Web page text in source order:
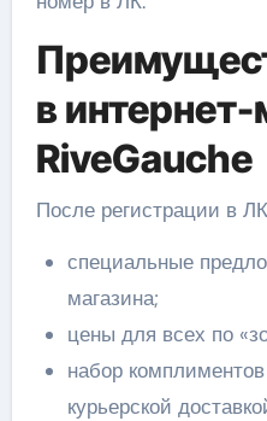
в
RiveGauche
После регистрации в
специальные
магазина;
цены для всех по
набор
курьерской